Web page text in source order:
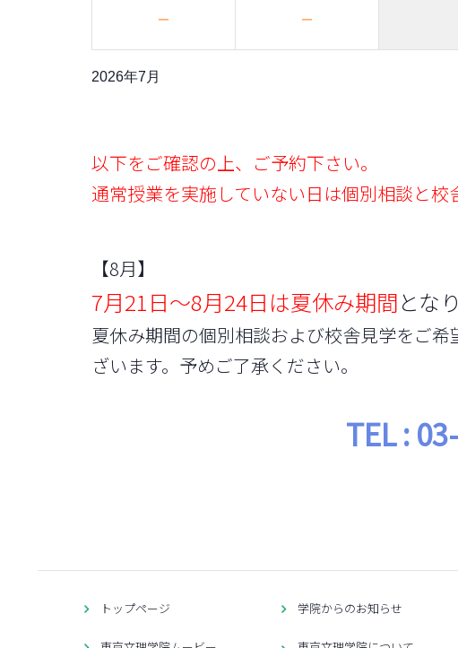
－ －
2026年7月
以下をご確認の上、ご予約下さい。
通常授業を実施していない日は個別相談と校
【8月】
7月21日～8月24日は夏休み期間とな
夏休み期間の個別相談および校舎見学をご
ざいます。予めご了承ください。
TEL :
トップページ 学院からのお知らせ